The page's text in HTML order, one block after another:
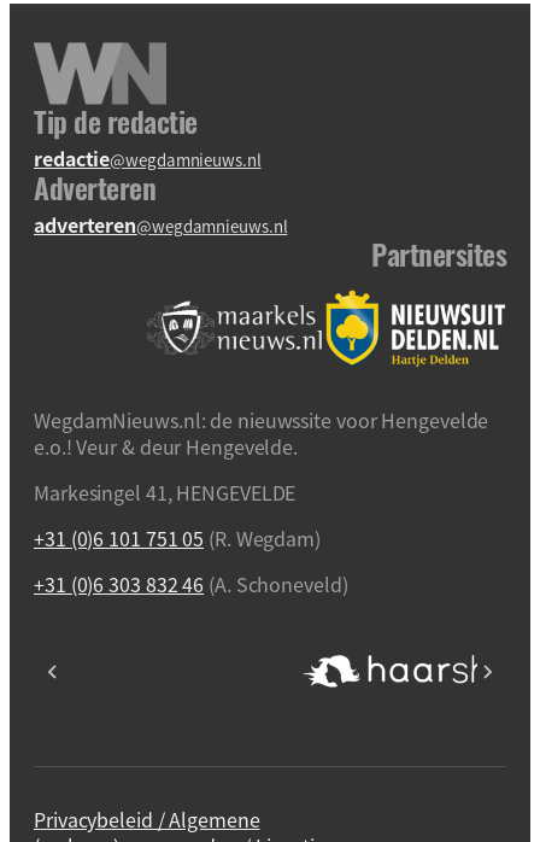
Tip de redactie
redactie@wegdamnieuws.nl
Adverteren
adverteren@wegdamnieuws.nl
Partnersites
WegdamNieuws.nl: de nieuwssite voor Hengevelde
e.o.! Veur & deur Hengevelde.
Markesingel 41, HENGEVELDE
+31 (0)6 101 751 05 (R. Wegdam)
+31 (0)6 303 832 46 (A. Schoneveld)
Privacybeleid / Algemene